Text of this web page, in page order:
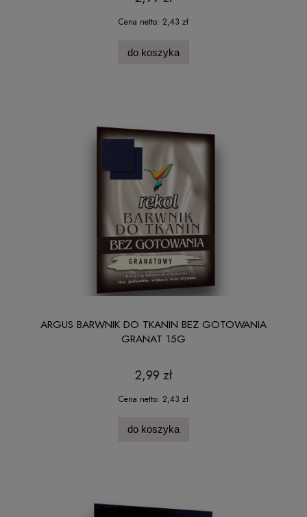
Cena netto: 2,43 zł
do koszyka
ARGUS BARWNIK DO TKANIN BEZ GOTOWANIA
GRANAT 15G
2,99 zł
Cena netto: 2,43 zł
do koszyka